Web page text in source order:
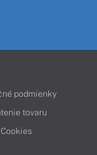
podmienky
tovaru
Cookies